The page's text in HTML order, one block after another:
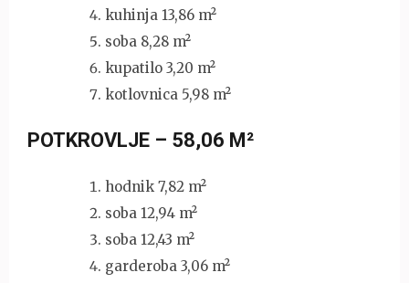
kuhinja 13,86 m²
soba 8,28 m²
kupatilo 3,20 m²
kotlovnica 5,98 m²
POTKROVLJE – 58,06 M²
hodnik 7,82 m²
soba 12,94 m²
soba 12,43 m²
garderoba 3,06 m²